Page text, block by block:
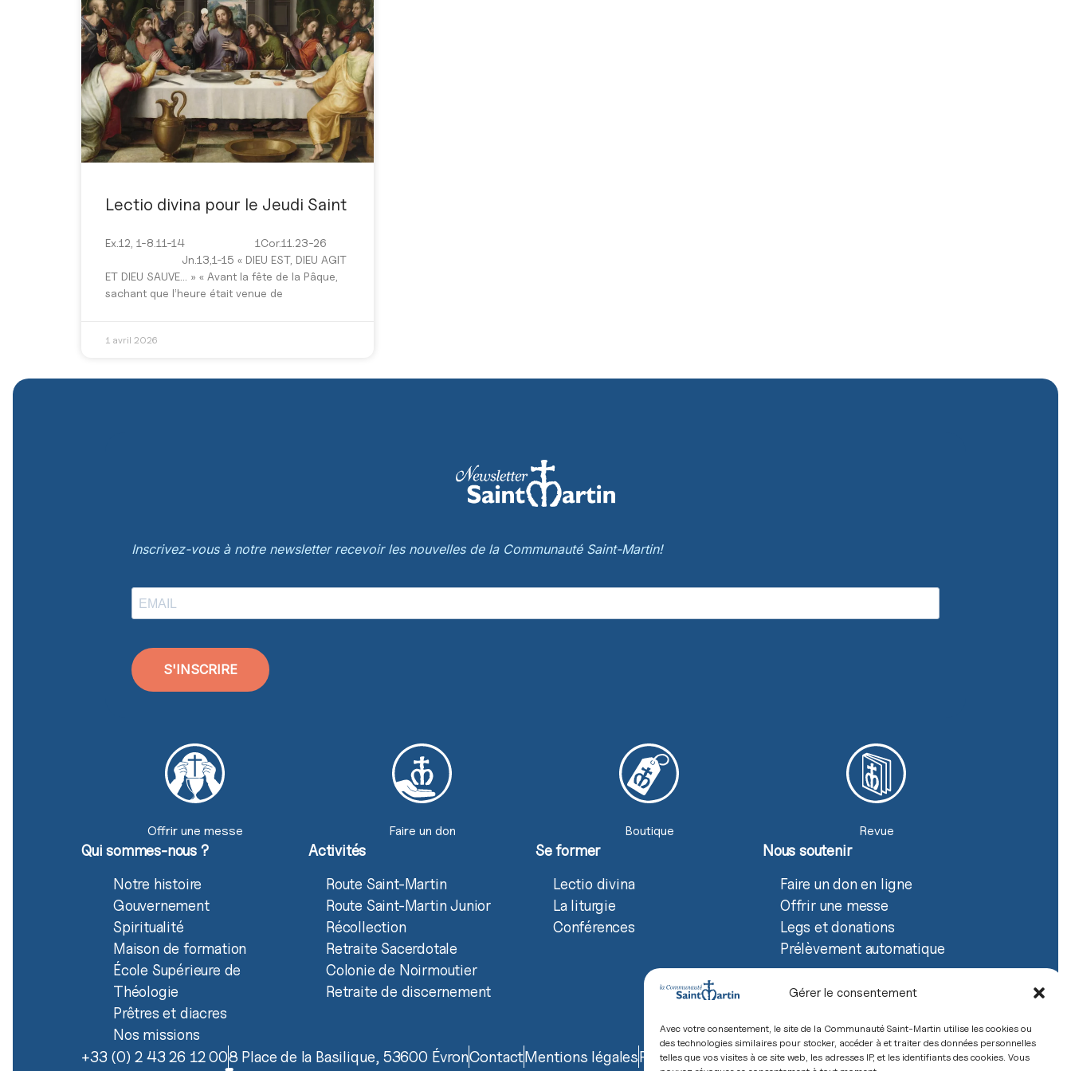
Gérer le consentement
Avec votre consentement, le site de la Communauté Saint-Martin utilise les cookies ou
des technologies similaires pour stocker, accéder à et traiter des données personnelles
telles que vos visites à ce site web, les adresses IP, et les identifiants des cookies. Vous
Lectio divina pour le Jeudi Saint
Ex.12, 1-8.11-14 1Cor.11.23-26
Jn.13,1-15 « DIEU EST, DIEU AGIT
ET DIEU SAUVE… » « Avant la fête de la Pâque,
sachant que l’heure était venue de
1 avril 2026
Inscrivez-vous à notre newsletter recevoir les nouvelles de la Communauté Saint-Martin!
S'INSCRIRE
Offrir une messe Faire un don Boutique Revue
Qui sommes-nous ?
Notre histoire
Gouvernement
Spiritualité
Maison de formation
École Supérieure de
Théologie
Prêtres et diacres
Nos missions
Activités
Route Saint-Martin
Route Saint-Martin Junior
Récollection
Retraite Sacerdotale
Colonie de Noirmoutier
Retraite de discernement
Se former
Lectio divina
La liturgie
Conférences
Nous soutenir
Faire un don en ligne
Offrir une messe
Legs et donations
Prélèvement automatique
+33 (0) 2 43 26 12 008 Place de la Basilique, 53600 ÉvronContactMentions légalesPolitique de confidentialité